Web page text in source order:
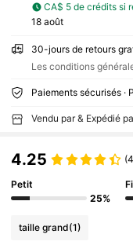
CA$ 5 de crédits si
18 août
30-jours de retours
Les conditions
Paiements sécurisés ·
Vendu par & Expédié
4.25
Petit
25%
taille grand(1)